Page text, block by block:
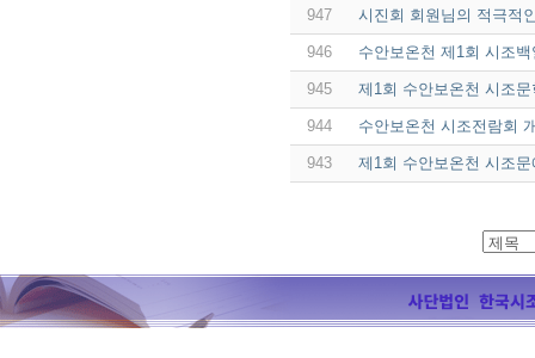
947 시진회 회원님의 적극적
946 수안보온천 제1회 시조
945 제1회 수안보온천 시조
944 수안보온천 시조전람회
943 제1회 수안보온천 시조